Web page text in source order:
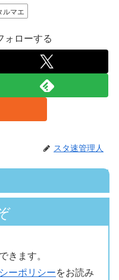
ルマエ
ォローする
スタ速管理人
きます。
ーポリシーをお読み